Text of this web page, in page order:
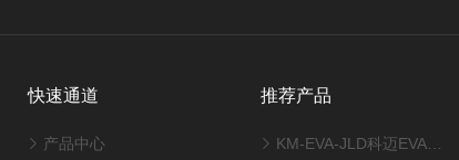
快速通道
产品中心
推荐产品
KM-EVA-JLD科迈EVA交联度测试系统